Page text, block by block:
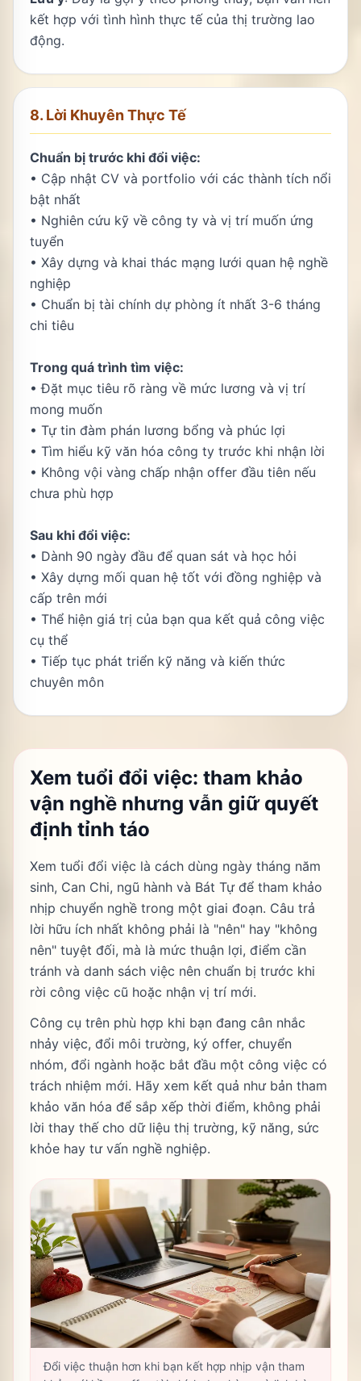
kết hợp với tình hình thực tế của thị trường lao
động.
8. Lời Khuyên Thực Tế
Chuẩn bị trước khi đổi việc:
• Cập nhật CV và portfolio với các thành tích nổi
bật nhất
• Nghiên cứu kỹ về công ty và vị trí muốn ứng
tuyển
• Xây dựng và khai thác mạng lưới quan hệ nghề
nghiệp
• Chuẩn bị tài chính dự phòng ít nhất 3-6 tháng
chi tiêu
Trong quá trình tìm việc:
• Đặt mục tiêu rõ ràng về mức lương và vị trí
mong muốn
• Tự tin đàm phán lương bổng và phúc lợi
• Tìm hiểu kỹ văn hóa công ty trước khi nhận lời
• Không vội vàng chấp nhận offer đầu tiên nếu
chưa phù hợp
Sau khi đổi việc:
• Dành 90 ngày đầu để quan sát và học hỏi
• Xây dựng mối quan hệ tốt với đồng nghiệp và
cấp trên mới
• Thể hiện giá trị của bạn qua kết quả công việc
cụ thể
• Tiếp tục phát triển kỹ năng và kiến thức
chuyên môn
Xem tuổi đổi việc: tham khảo
vận nghề nhưng vẫn giữ quyết
định tỉnh táo
Xem tuổi đổi việc là cách dùng ngày tháng năm
sinh, Can Chi, ngũ hành và Bát Tự để tham khảo
nhịp chuyển nghề trong một giai đoạn. Câu trả
lời hữu ích nhất không phải là "nên" hay "không
nên" tuyệt đối, mà là mức thuận lợi, điểm cần
tránh và danh sách việc nên chuẩn bị trước khi
rời công việc cũ hoặc nhận vị trí mới.
Công cụ trên phù hợp khi bạn đang cân nhắc
nhảy việc, đổi môi trường, ký offer, chuyển
nhóm, đổi ngành hoặc bắt đầu một công việc có
trách nhiệm mới. Hãy xem kết quả như bản tham
khảo văn hóa để sắp xếp thời điểm, không phải
lời thay thế cho dữ liệu thị trường, kỹ năng, sức
khỏe hay tư vấn nghề nghiệp.
Đổi việc thuận hơn khi bạn kết hợp nhịp vận tham